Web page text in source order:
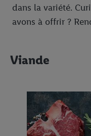
Bébé
Cien
Bio
Nos marques propres
Alesto
Way To Go
dans la variété.
avons à offrir ?
Viande